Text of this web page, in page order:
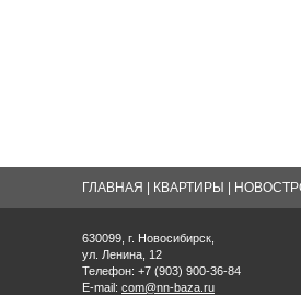
ГЛАВНАЯ КВАРТИРЫ
630099, г. Новосибирск,
ул. Ленина, 12
Телефон: +7 (903) 900-36-84
E-mail: com@nn-baza.ru